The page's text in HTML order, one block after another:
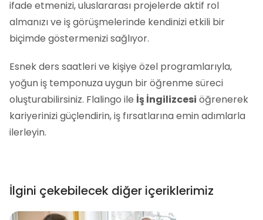
ifade etmenizi, uluslararası projelerde aktif rol
almanızı ve iş görüşmelerinde kendinizi etkili bir
biçimde göstermenizi sağlıyor.
Esnek ders saatleri ve kişiye özel programlarıyla,
yoğun iş temponuza uygun bir öğrenme süreci
oluşturabilirsiniz. Flalingo ile İş İngilizcesi öğrenerek
kariyerinizi güçlendirin, iş fırsatlarına emin adımlarla
ilerleyin.
İlgini çekebilecek diğer içeriklerimiz